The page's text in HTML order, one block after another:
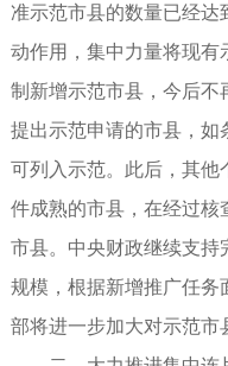
准示范市县的数量已经达
动作用，集中力量将现有
制新增示范市县，今后不
提出示范申请的市县，如
可列入示范。此后，其他
件成熟的市县，在经过核
市县。中央财政继续支持
规模，根据新增推广任务
部将进一步加大对示范市